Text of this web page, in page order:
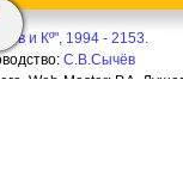
и Кº", 1994 - 2153.
С.В.Сычёв
Web-Master: Р.А.